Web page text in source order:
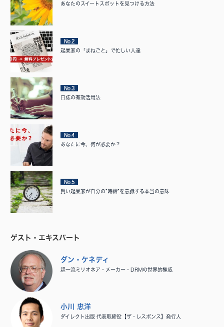
あなたのスイートスポットを見つける方法
No.2
起業家の「まねごと」で忙しい人達
No.3
日誌の有効活用法
No.4
あなたに今、何が必要か？
No.5
賢い起業家が自分の”時給”を意識する本当の意味
ゲスト・エキスパート
ダン・ケネディ
超一流ミリオネア・メーカー・DRMの世界的権威
小川 忠洋
ダイレクト出版 代表取締役【ザ・レスポンス】発行人